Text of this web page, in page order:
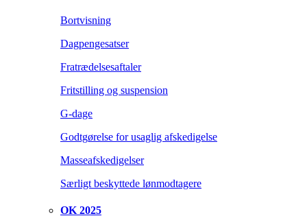
Bortvisning
Dagpengesatser
Fratrædelsesaftaler
Fritstilling og suspension
G-dage
Godtgørelse for usaglig afskedigelse
Masseafskedigelser
Særligt beskyttede lønmodtagere
OK 2025